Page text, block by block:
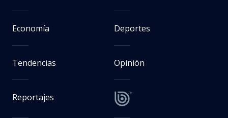
Economía Deportes
Tendencias Opinión
Reportajes